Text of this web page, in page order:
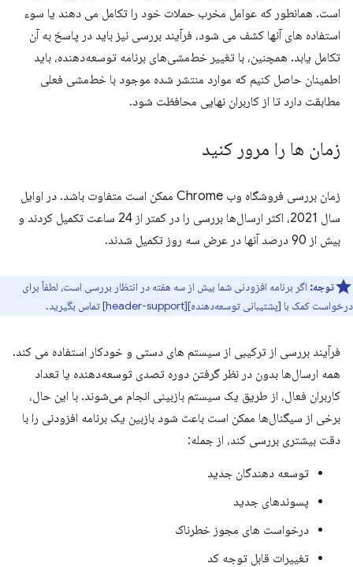
است. همانطور که عوامل مخرب حملات خود را تکامل می دهند یا سوء
استفاده های آنها کشف می شود، فرآیند بررسی نیز باید در پاسخ به آن
تکامل یابد. همچنین، با تغییر خط‌مشی‌های برنامه توسعه‌دهنده، باید
اطمینان حاصل کنیم که موارد منتشر شده موجود با خط‌مشی فعلی
مطابقت دارد تا از کاربران نهایی محافظت شود.
زمان ها را مرور کنید
زمان بررسی فروشگاه وب Chrome ممکن است متفاوت باشد. در اوایل
سال 2021، اکثر ارسال‌ها بررسی را در کمتر از 24 ساعت تکمیل کردند و
بیش از 90 درصد آنها در عرض سه روز تکمیل شدند.
توجه: اگر برنامه افزودنی شما بیش از سه هفته در انتظار بررسی است، لطفاً برای
درخواست کمک با [پشتیبانی توسعه‌دهنده][header-support] تماس بگیرید.
فرآیند بررسی از ترکیبی از سیستم های دستی و خودکار استفاده می کند.
همه ارسال‌ها بدون در نظر گرفتن دوره تصدی توسعه‌دهنده یا تعداد
کاربران فعال، از طریق یک سیستم بازبینی انجام می‌شوند. با این حال،
برخی از سیگنال‌ها ممکن است باعث شود بازبین یک برنامه افزودنی را با
دقت بیشتری بررسی کند، از جمله:
توسعه دهندگان جدید
پسوندهای جدید
درخواست های مجوز خطرناک
تغییرات قابل توجه کد